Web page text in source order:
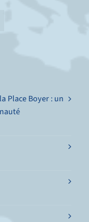
Place Boyer : un